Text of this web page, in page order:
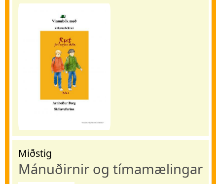
Miðstig
Mánuðirnir og tímamælingar